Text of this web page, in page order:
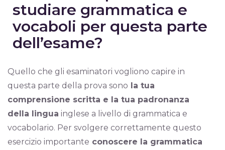
studiare grammatica e
vocaboli per questa parte
dell’esame?
Quello che gli esaminatori vogliono capire in
questa parte della prova sono la tua
comprensione scritta e la tua padronanza
della lingua inglese a livello di grammatica e
vocabolario. Per svolgere correttamente questo
esercizio importante conoscere la grammatica